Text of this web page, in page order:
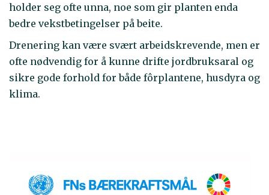
holder seg ofte unna, noe som gir planten enda
bedre vekstbetingelser på beite.
Drenering kan være svært arbeidskrevende, men er
ofte nødvendig for å kunne drifte jordbruksaral og
sikre gode forhold for både fôrplantene, husdyra og
klima.